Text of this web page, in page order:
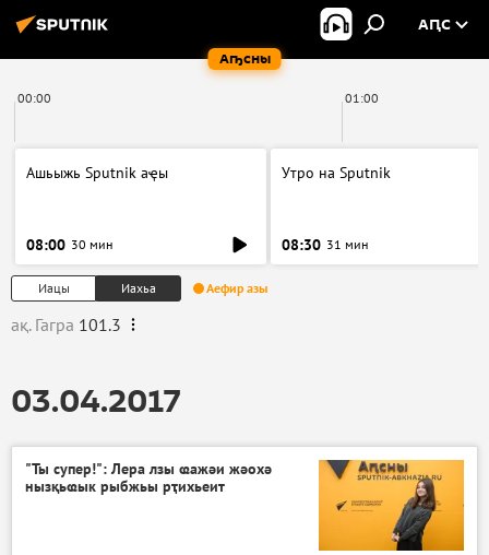
Аҧсны
АԤС
00:00 01:00
Ашьыжь Sputnik аҿы
08:00 30 мин
Утро на Sputnik
08:30 31 мин
Иацы Иахьа Аефир азы
ақ. Гагра 101.3
03.04.2017
"Ты супер!": Лера лзы ҩажәи жәохә
нызқьҩык рыбжьы рҭихьеит